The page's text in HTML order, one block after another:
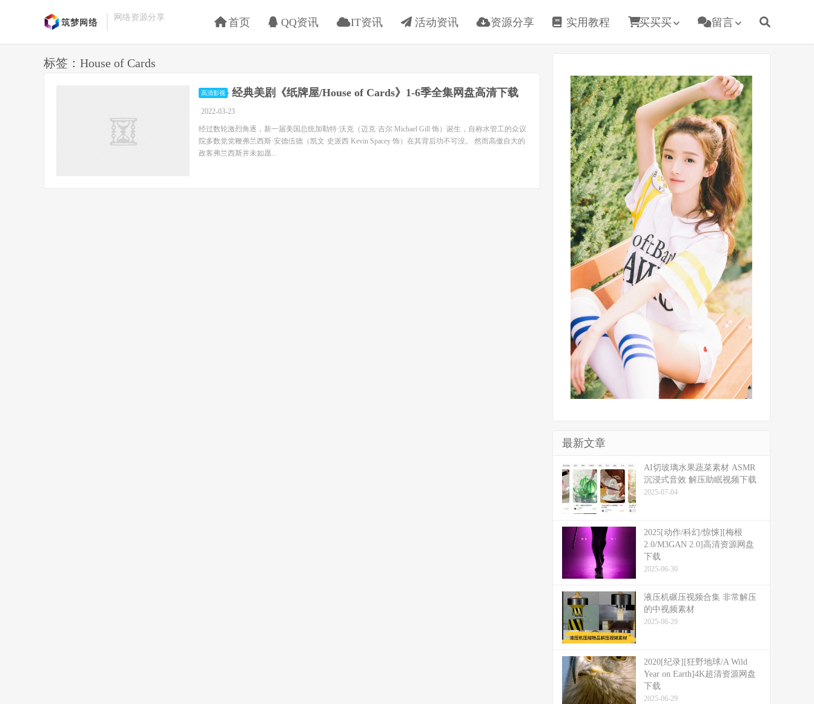
网络资源分享 首页 QQ资讯 IT资讯 活动资讯 资源分享 实用教程 买买买 留言
标签：House of Cards
高清影视 经典美剧《纸牌屋/House of Cards》1-6季全集网盘高清下载
2022-03-23
经过数轮激烈角逐，新一届美国总统加勒特·沃克（迈克·吉尔 Michael Gill 饰）诞生，自称水管工的众议
院多数党党鞭弗兰西斯·安德伍德（凯文·史派西 Kevin Spacey 饰）在其背后功不可没。 然而高傲自大的
政客弗兰西斯并未如愿...
最新文章
​​AI切玻璃水果蔬菜素材 ASMR
沉浸式音效 解压助眠视频下载
2025-07-04
2025[动作/科幻/惊悚][梅根
2.0/M3GAN 2.0]高清资源网盘
下载
2025-06-30
液压机碾压视频合集 非常解压
的中视频素材
2025-06-29
2020[纪录][狂野地球/A Wild
Year on Earth]4K超清资源网盘
下载
2025-06-29